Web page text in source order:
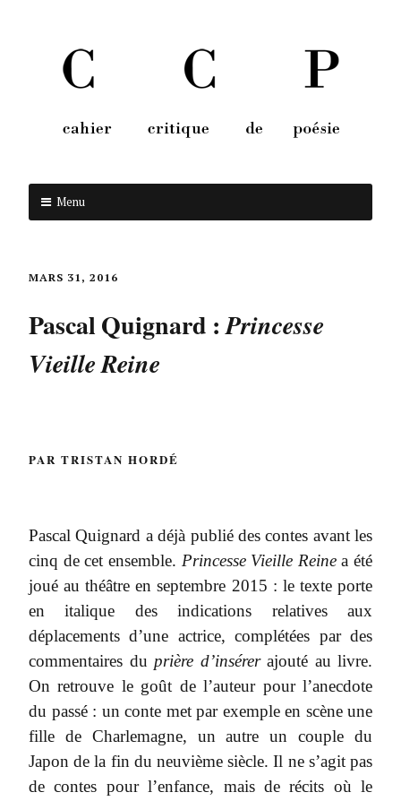
Menu
MARS 31, 2016
Pascal Quignard :Princesse
Vieille Reine
PAR TRISTAN HORDÉ
Pascal Quignard a déjà publié des contes avant les
cinq de cet ensemble. Princesse Vieille Reinea été
joué au théâtre en septembre 2015 : le texte porte
en italique des indications relatives aux
déplacements d’une actrice, complétées par des
commentaires du prière d’insérerajouté au livre.
On retrouve le goût de l’auteur pour l’anecdote
du passé : un conte met par exemple en scène une
fille de Charlemagne, un autre un couple du
Japon de la fin du neuvième siècle. Il ne s’agit pas
de contes pour l’enfance, mais de récits où le